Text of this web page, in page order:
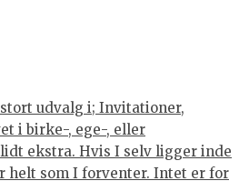
udvalg i; Invitationer,
i birke-, ege-, eller
ekstra. Hvis I selv ligger inde
helt som I forventer. Intet er for